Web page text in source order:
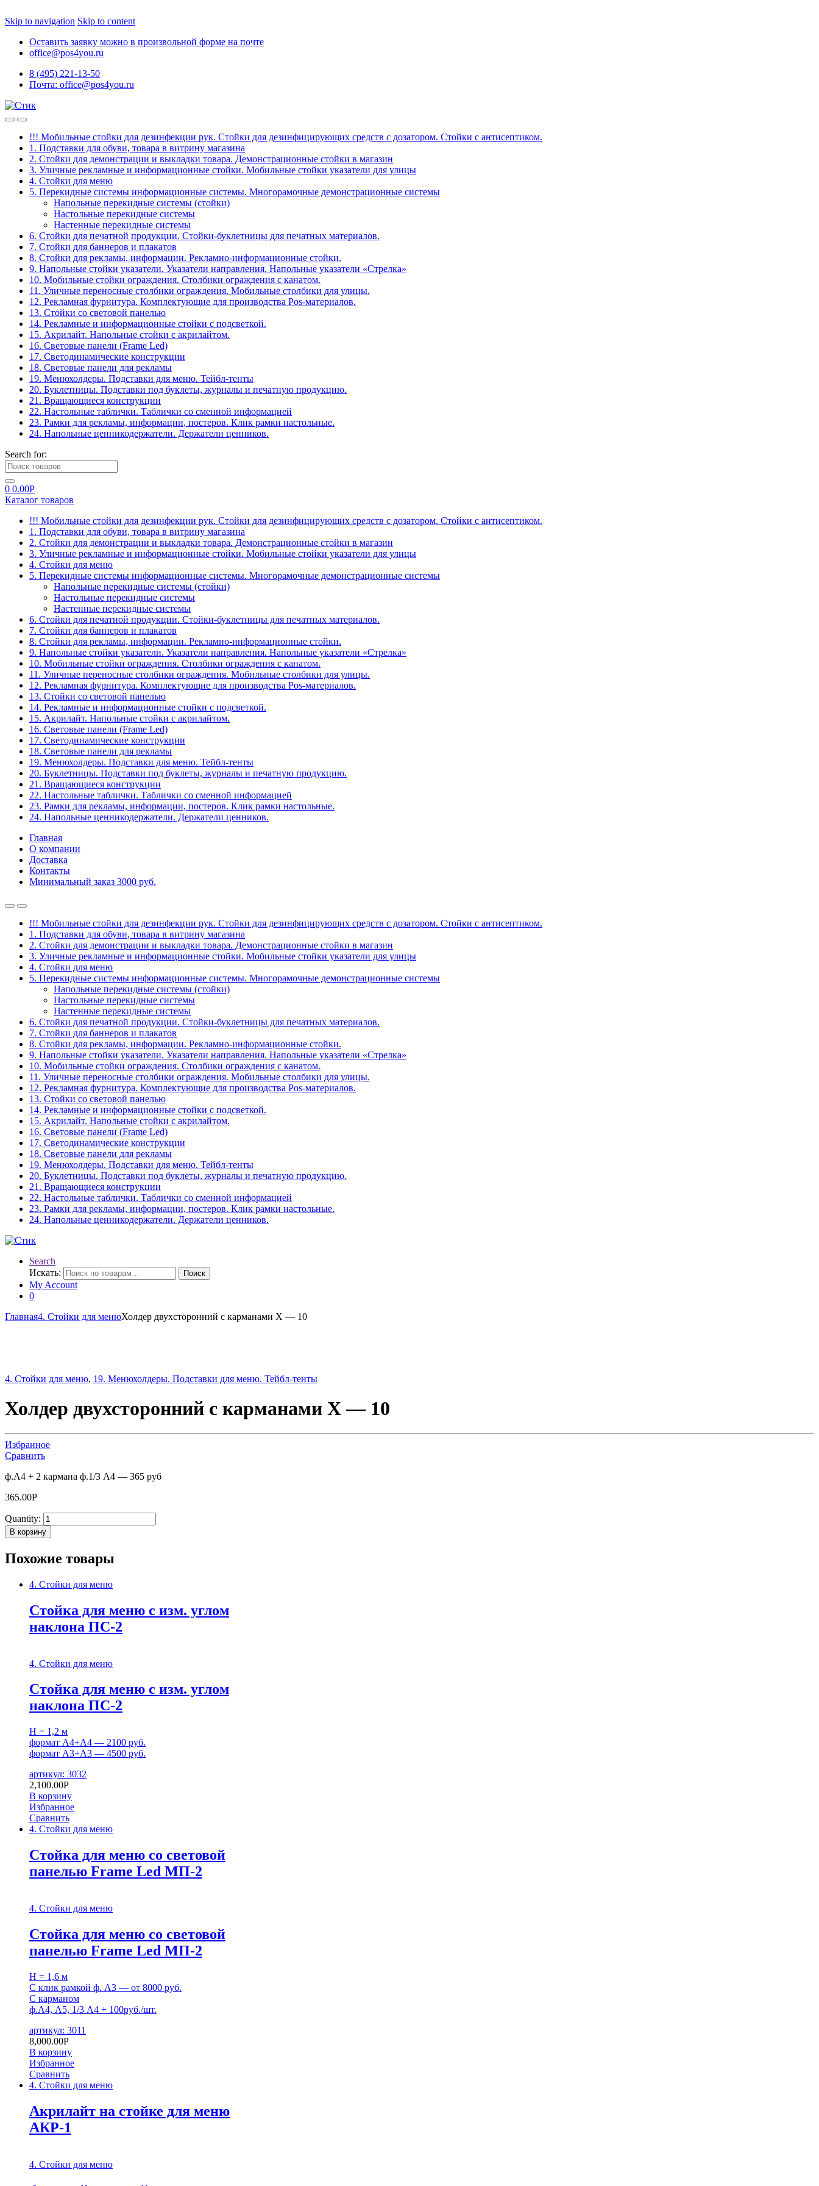
Skip to navigation Skip to content
Оставить заявку можно в произвольной форме на почте
office@pos4you.ru
8 (495) 221-13-50
Почта: office@pos4you.ru
!!! Мобильные стойки для дезинфекции рук. Стойки для дезинфицирующих средств с дозатором. Стойки с антисептиком.
1. Подставки для обуви, товара в витрину магазина
2. Стойки для демонстрации и выкладки товара. Демонстрационные стойки в магазин
3. Уличные рекламные и информационные стойки. Мобильные стойки указатели для улицы
4. Стойки для меню
5. Перекидные системы информационные системы. Многорамочные демонстрационные системы
Напольные перекидные системы (стойки)
Настольные перекидные системы
Настенные перекидные системы
6. Стойки для печатной продукции. Стойки-буклетницы для печатных материалов.
7. Стойки для баннеров и плакатов
8. Стойки для рекламы, информации. Рекламно-информационные стойки.
9. Напольные стойки указатели. Указатели направления. Напольные указатели «Стрелка»
10. Мобильные стойки ограждения. Столбики ограждения с канатом.
11. Уличные переносные столбики ограждения. Мобильные столбики для улицы.
12. Рекламная фурнитура. Комплектующие для производства Pos-материалов.
13. Стойки со световой панелью
14. Рекламные и информационные стойки с подсветкой.
15. Акрилайт. Напольные стойки с акрилайтом.
16. Световые панели (Frame Led)
17. Светодинамические конструкции
18. Световые панели для рекламы
19. Менюхолдеры. Подставки для меню. Тейбл-тенты
20. Буклетницы. Подставки под буклеты, журналы и печатную продукцию.
21. Вращающиеся конструкции
22. Настольные таблички. Таблички со сменной информацией
23. Рамки для рекламы, информации, постеров. Клик рамки настольные.
24. Напольные ценникодержатели. Держатели ценников.
Search for:
0 0.00Р
Каталог товаров
!!! Мобильные стойки для дезинфекции рук. Стойки для дезинфицирующих средств с дозатором. Стойки с антисептиком.
1. Подставки для обуви, товара в витрину магазина
2. Стойки для демонстрации и выкладки товара. Демонстрационные стойки в магазин
3. Уличные рекламные и информационные стойки. Мобильные стойки указатели для улицы
4. Стойки для меню
5. Перекидные системы информационные системы. Многорамочные демонстрационные системы
Напольные перекидные системы (стойки)
Настольные перекидные системы
Настенные перекидные системы
6. Стойки для печатной продукции. Стойки-буклетницы для печатных материалов.
7. Стойки для баннеров и плакатов
8. Стойки для рекламы, информации. Рекламно-информационные стойки.
9. Напольные стойки указатели. Указатели направления. Напольные указатели «Стрелка»
10. Мобильные стойки ограждения. Столбики ограждения с канатом.
11. Уличные переносные столбики ограждения. Мобильные столбики для улицы.
12. Рекламная фурнитура. Комплектующие для производства Pos-материалов.
13. Стойки со световой панелью
14. Рекламные и информационные стойки с подсветкой.
15. Акрилайт. Напольные стойки с акрилайтом.
16. Световые панели (Frame Led)
17. Светодинамические конструкции
18. Световые панели для рекламы
19. Менюхолдеры. Подставки для меню. Тейбл-тенты
20. Буклетницы. Подставки под буклеты, журналы и печатную продукцию.
21. Вращающиеся конструкции
22. Настольные таблички. Таблички со сменной информацией
23. Рамки для рекламы, информации, постеров. Клик рамки настольные.
24. Напольные ценникодержатели. Держатели ценников.
Главная
О компании
Доставка
Контакты
Минимальный заказ 3000 руб.
!!! Мобильные стойки для дезинфекции рук. Стойки для дезинфицирующих средств с дозатором. Стойки с антисептиком.
1. Подставки для обуви, товара в витрину магазина
2. Стойки для демонстрации и выкладки товара. Демонстрационные стойки в магазин
3. Уличные рекламные и информационные стойки. Мобильные стойки указатели для улицы
4. Стойки для меню
5. Перекидные системы информационные системы. Многорамочные демонстрационные системы
Напольные перекидные системы (стойки)
Настольные перекидные системы
Настенные перекидные системы
6. Стойки для печатной продукции. Стойки-буклетницы для печатных материалов.
7. Стойки для баннеров и плакатов
8. Стойки для рекламы, информации. Рекламно-информационные стойки.
9. Напольные стойки указатели. Указатели направления. Напольные указатели «Стрелка»
10. Мобильные стойки ограждения. Столбики ограждения с канатом.
11. Уличные переносные столбики ограждения. Мобильные столбики для улицы.
12. Рекламная фурнитура. Комплектующие для производства Pos-материалов.
13. Стойки со световой панелью
14. Рекламные и информационные стойки с подсветкой.
15. Акрилайт. Напольные стойки с акрилайтом.
16. Световые панели (Frame Led)
17. Светодинамические конструкции
18. Световые панели для рекламы
19. Менюхолдеры. Подставки для меню. Тейбл-тенты
20. Буклетницы. Подставки под буклеты, журналы и печатную продукцию.
21. Вращающиеся конструкции
22. Настольные таблички. Таблички со сменной информацией
23. Рамки для рекламы, информации, постеров. Клик рамки настольные.
24. Напольные ценникодержатели. Держатели ценников.
Search
Искать:
Поиск
My Account
0
Главная4. Стойки для менюХолдер двухсторонний с карманами Х — 10
4. Стойки для меню, 19. Менюхолдеры. Подставки для меню. Тейбл-тенты
Холдер двухсторонний с карманами Х — 10
Избранное
Сравнить
ф.А4 + 2 кармана ф.1/3 A4 — 365 руб
365.00Р
Quantity:
В корзину
Похожие товары
4. Стойки для меню
Стойка для меню с изм. углом
наклона ПС-2
4. Стойки для меню
Стойка для меню с изм. углом
наклона ПС-2
H = 1,2 м
формат А4+А4 — 2100 руб.
формат А3+А3 — 4500 руб.
артикул: 3032
2,100.00Р
В корзину
Избранное
Сравнить
4. Стойки для меню
Стойка для меню со световой
панелью Frame Led МП-2
4. Стойки для меню
Стойка для меню со световой
панелью Frame Led МП-2
H = 1,6 м
С клик рамкой ф. A3 — от 8000 руб.
С карманом
ф.А4, А5, 1/3 А4 + 100руб./шт.
артикул: 3011
8,000.00Р
В корзину
Избранное
Сравнить
4. Стойки для меню
Акрилайт на стойке для меню
АКР-1
4. Стойки для меню